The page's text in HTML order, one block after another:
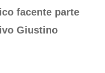
facente parte
Giustino